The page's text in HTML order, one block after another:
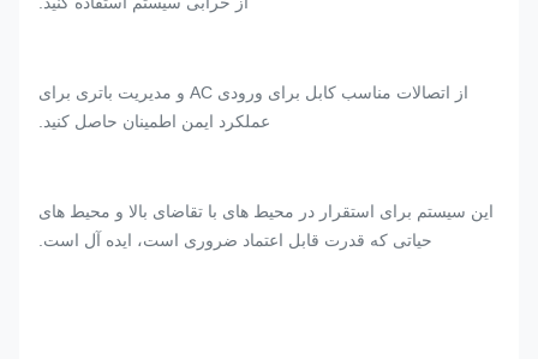
از اتصالات مناسب کابل برای ورودی AC و مدیریت باتری برای
عملکرد ایمن اطمینان حاصل کنید.
این سیستم برای استقرار در محیط های با تقاضای بالا و محیط های
حیاتی که قدرت قابل اعتماد ضروری است، ایده آل است.